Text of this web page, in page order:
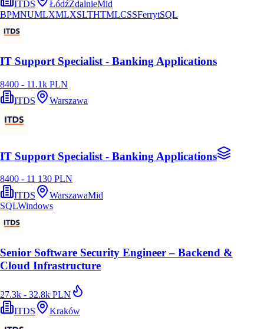
ITDS
ŁódźZdalnieMid
BPMNUMLXMLXSLTHTMLCSSFerrytSQL
IT Support Specialist - Banking Applications
8400 - 11.1k PLN
ITDS
Warszawa
IT Support Specialist - Banking Applications
8400 - 11 130 PLN
ITDS
WarszawaMid
SQLWindows
Senior Software Security Engineer – Backend &
Cloud Infrastructure
27.3k - 32.8k PLN
ITDS
Kraków